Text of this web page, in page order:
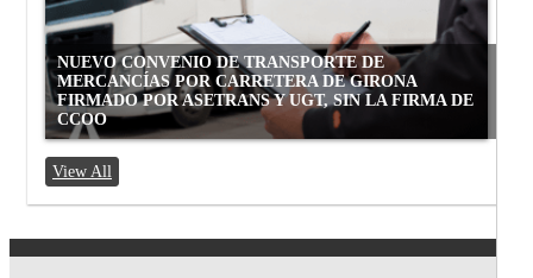
NUEVO CONVENIO DE TRANSPORTE DE
MERCANCÍAS POR CARRETERA DE GIRONA
FIRMADO POR ASETRANS Y UGT, SIN LA FIRMA DE
CCOO
View All